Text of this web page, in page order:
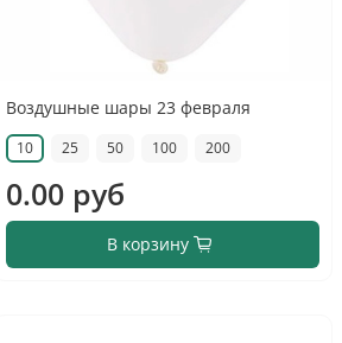
Воздушные шары 23 февраля
10 25 50 100 200
0.00 руб
В корзину